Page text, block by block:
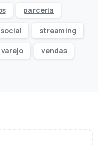
parceria
social streaming
varejo vendas